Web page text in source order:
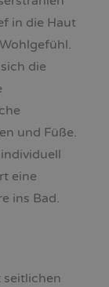
in die Haut
die
und Füße.
eine
ins Bad.
seitlichen